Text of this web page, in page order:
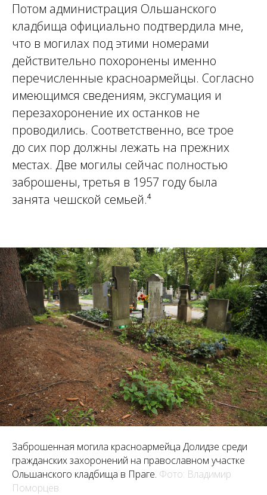
Потом администрация Ольшанского
кладбища официально подтвердила мне,
что в могилах под этими номерами
действительно похоронены именно
перечисленные красноармейцы. Согласно
имеющимся сведениям, эксгумация и
перезахоронение их останков не
проводились. Соответственно, все трое
до сих пор должны лежать на прежних
местах. Две могилы сейчас полностью
заброшены, третья в 1957 году была
занята чешской семьей.⁴
Заброшенная могила красноармейца Долидзе среди
гражданских захоронений на православном участке
Ольшанского кладбища в Праге. Фото: Владимир
Поморцев